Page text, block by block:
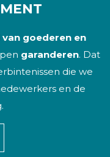
goederen en
garanderen. Dat
die we
en de